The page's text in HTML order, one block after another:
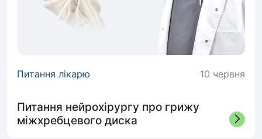
Питання лікарю 10 червня
Питання нейрохірургу про грижу
міжхребцевого диска